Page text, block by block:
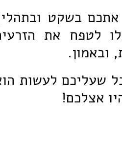
אתכם בשקט
לטפח את
ובאמון.
שעליכם לעשות
אצלכם!